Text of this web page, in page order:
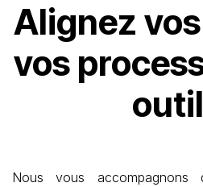
Alignez vos
vos
Nous vous accompagnons